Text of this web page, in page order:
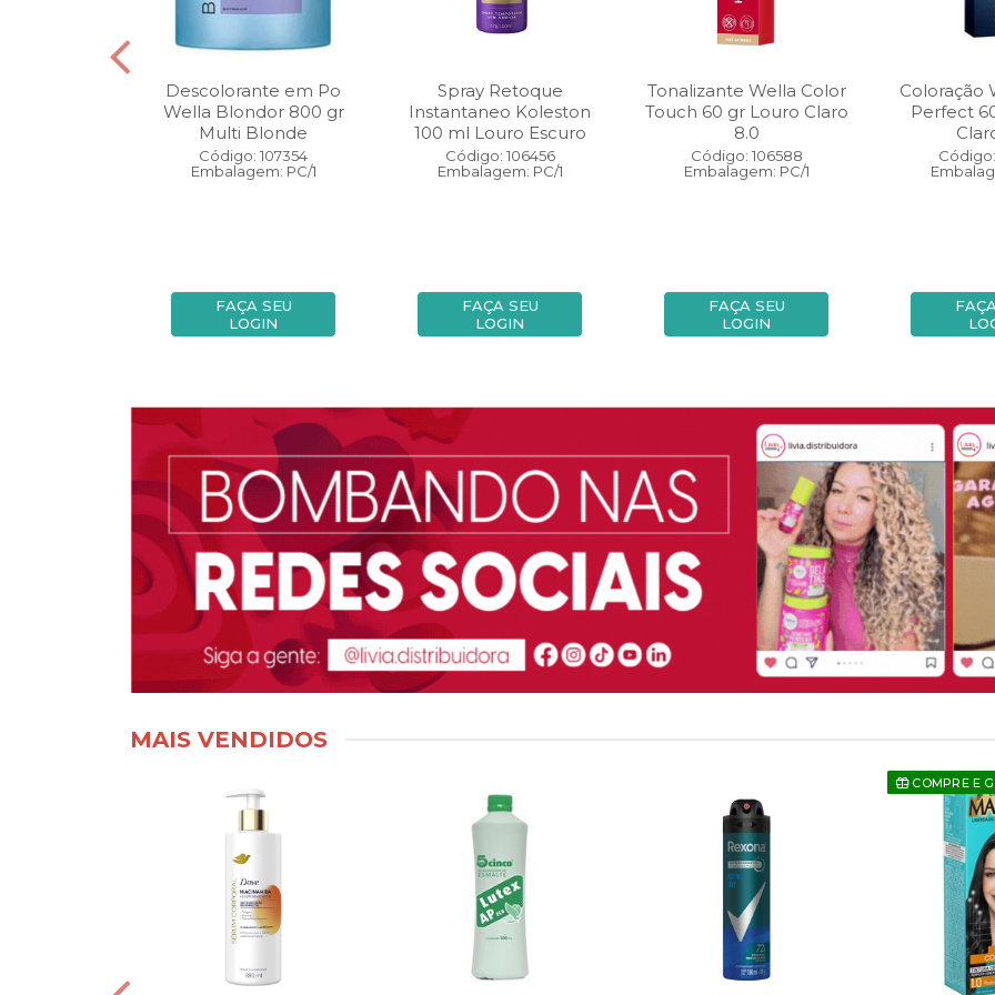
Descolorante em Po
Wella Blondor 800 gr
Multi Blonde
Código: 107354
Embalagem: PC/1
FAÇA SEU
LOGIN
Spray Retoque
Instantaneo Koleston
100 ml Louro Escuro
Código: 106456
Embalagem: PC/1
FAÇA SEU
LOGIN
Tonalizante Wella Color
Touch 60 gr Louro Claro
8.0
Código: 106588
Embalagem: PC/1
FAÇA SEU
LOGIN
Coloração
Perfect
MAIS VENDIDOS
COMPRE E